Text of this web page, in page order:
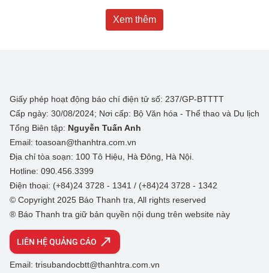
Xem thêm
Giấy phép hoạt động báo chí điện tử số: 237/GP-BTTTT
Cấp ngày: 30/08/2024; Nơi cấp: Bộ Văn hóa - Thể thao và Du lịch
Tổng Biên tập: Nguyễn Tuấn Anh
Email: toasoan@thanhtra.com.vn
Địa chỉ tòa soạn: 100 Tô Hiệu, Hà Đông, Hà Nội.
Hotline: 090.456.3399
Điện thoại: (+84)24 3728 - 1341 / (+84)24 3728 - 1342
© Copyright 2025 Báo Thanh tra, All rights reserved
® Báo Thanh tra giữ bản quyền nội dung trên website này
LIÊN HỆ QUẢNG CÁO
Email: trisubandocbtt@thanhtra.com.vn